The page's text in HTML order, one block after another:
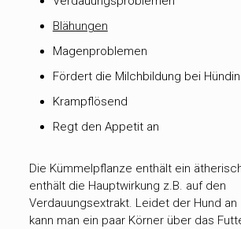
Blähungen
Magenproblemen
Fördert die Milchbildung bei
Krampflösend
Regt den Appetit an
Die Kümmelpflanze enthält ein
enthält die Hauptwirkung z.B. auf den
Verdauungsextrakt. Leidet der Hund an
kann man ein paar Körner über das